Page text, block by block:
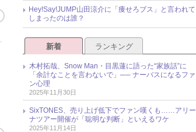
Hey!Say!JUMP山田涼介に「痩せろブス」と言われて
しまったのは誰？
新着 ランキング
木村拓哉、Snow Man・目黒蓮に語った“家族話”に
「余計なことを言わないで」── ナーバスになるファ
ン心理
2025年11月30日
SixTONES、売り上げ低下でファン嘆くも……アリー
ナツアー開催が「聡明な判断」といえるワケ
2025年11月14日